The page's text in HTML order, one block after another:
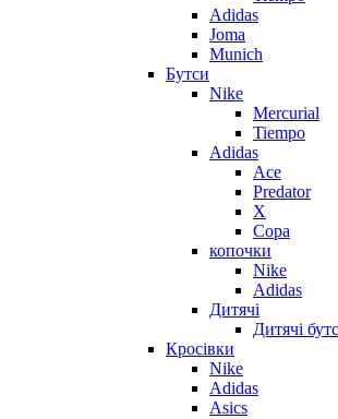
Adidas
Joma
Munich
Бутси
Nike
Mercurial
Tiempo
Adidas
Ace
Predator
X
Copa
копочки
Nike
Adidas
Дитячі
Дитячі
Кросівки
Nike
Adidas
Asics